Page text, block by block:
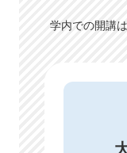
学内での開講